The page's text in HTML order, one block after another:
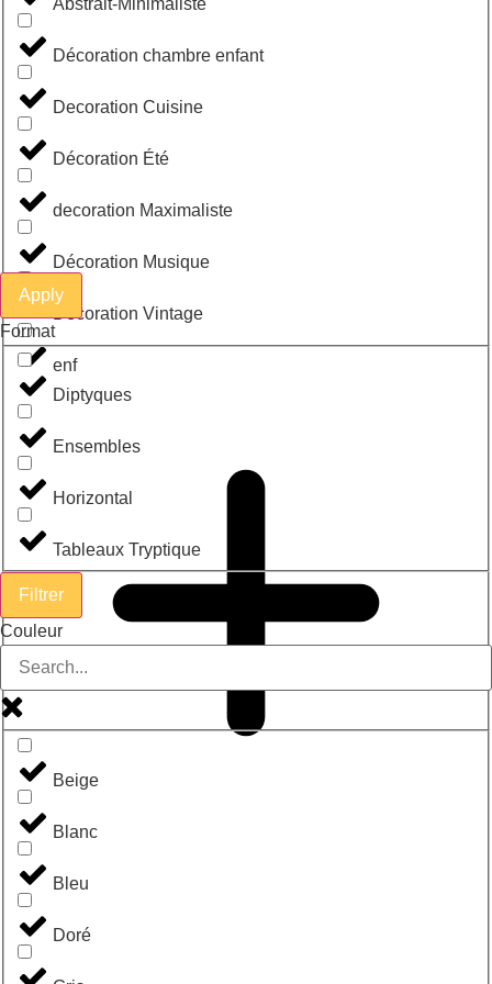
Abstrait-Minimaliste
Décoration chambre enfant
Decoration Cuisine
Décoration Été
decoration Maximaliste
Décoration Musique
Décoration Vintage
enf
Apply
Format
Diptyques
Ensembles
Horizontal
Tableaux Tryptique
Filtrer
Couleur
Beige
Blanc
Bleu
Doré